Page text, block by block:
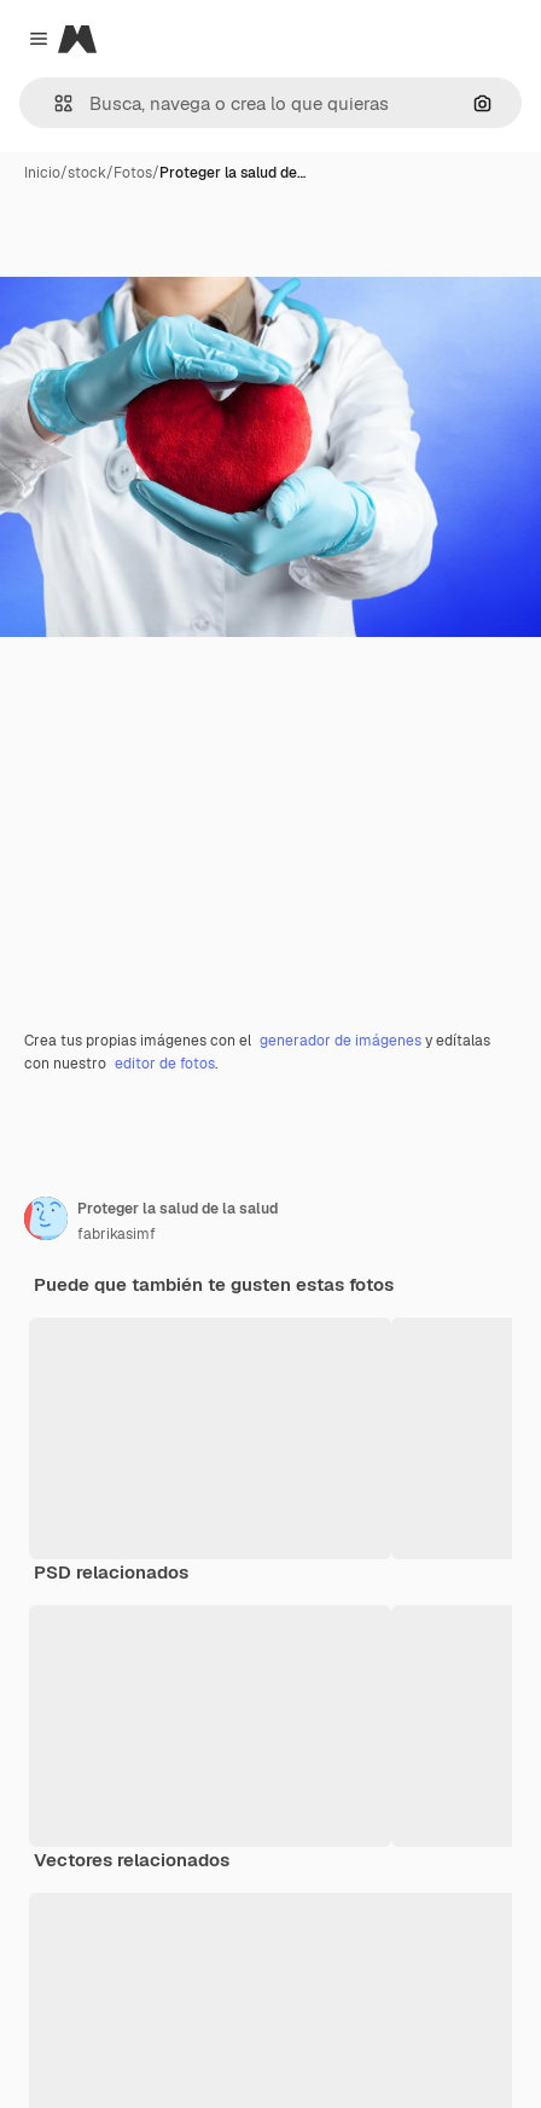
Close menu
Magnific
Inicio/stock/Fotos/Proteger la salud de…
Crea tus propias imágenes con el generador de imágenesy edítalas
con nuestro editor de fotos.
Proteger la salud de la salud
fabrikasimf
Puede que también te gusten estas fotos
PSD relacionados
Vectores relacionados